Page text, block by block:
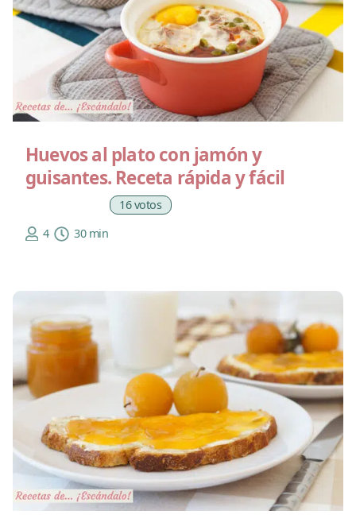
Huevos al plato con jamón y
guisantes. Receta rápida y fácil
16 votos
4
30 min